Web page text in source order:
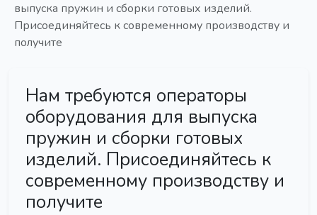
выпуска пружин и сборки готовых изделий.
Присоединяйтесь к современному производству и
получите
Нам требуются операторы
оборудования для выпуска
пружин и сборки готовых
изделий. Присоединяйтесь к
современному производству и
получите